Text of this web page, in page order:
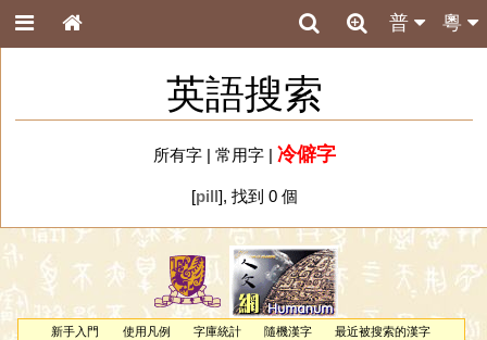
粵
普
英語搜索
所有字| 常用字| 冷僻字
[pill], 找到 0 個
新手入門 使用凡例 字庫統計 隨機漢字
最近被搜索的漢字